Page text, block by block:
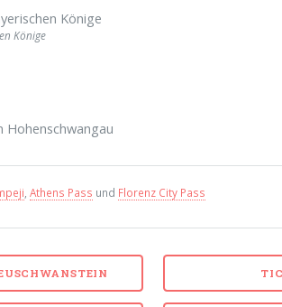
Könige
,Athens Pass und Florenz City Pass